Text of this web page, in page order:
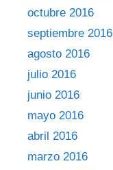
octubre 2016
septiembre 2016
agosto 2016
julio 2016
junio 2016
mayo 2016
abril 2016
marzo 2016